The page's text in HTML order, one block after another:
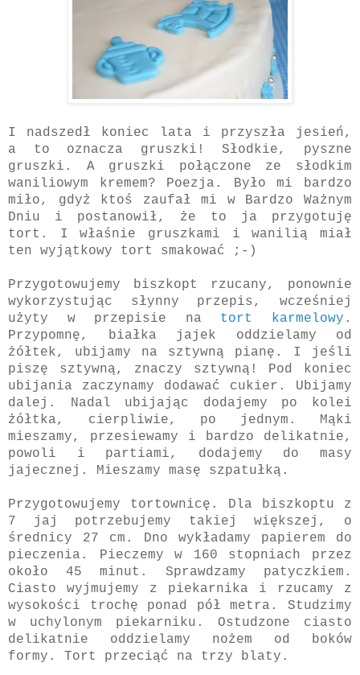
I nadszedł koniec lata i przyszła jesień,
a to oznacza gruszki! Słodkie, pyszne
gruszki. A gruszki połączone ze słodkim
waniliowym kremem? Poezja. Było mi bardzo
miło, gdyż ktoś zaufał mi w Bardzo Ważnym
Dniu i postanowił, że to ja przygotuję
tort. I właśnie gruszkami i wanilią miał
ten wyjątkowy tort smakować ;-)
Przygotowujemy biszkopt rzucany, ponownie
wykorzystując słynny przepis, wcześniej
użyty w przepisie na tort karmelowy .
Przypomnę, białka jajek oddzielamy od
żółtek, ubijamy na sztywną pianę. I jeśli
piszę sztywną, znaczy sztywną! Pod koniec
ubijania zaczynamy dodawać cukier. Ubijamy
dalej. Nadal ubijając dodajemy po kolei
żółtka, cierpliwie, po jednym. Mąki
mieszamy, przesiewamy i bardzo delikatnie,
powoli i partiami, dodajemy do masy
jajecznej. Mieszamy masę szpatułką.
Przygotowujemy tortownicę. Dla biszkoptu z
7 jaj potrzebujemy takiej większej, o
średnicy 27 cm. Dno wykładamy papierem do
pieczenia. Pieczemy w 160 stopniach przez
około 45 minut. Sprawdzamy patyczkiem.
Ciasto wyjmujemy z piekarnika i rzucamy z
wysokości trochę ponad pół metra. Studzimy
w uchylonym piekarniku. Ostudzone ciasto
delikatnie oddzielamy nożem od boków
formy. Tort przeciąć na trzy blaty.